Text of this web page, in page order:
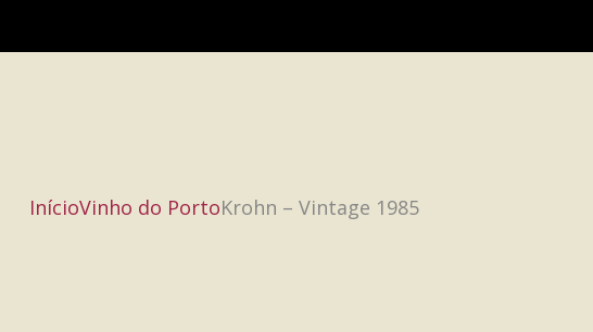
InícioVinho do PortoKrohn – Vintage 1985